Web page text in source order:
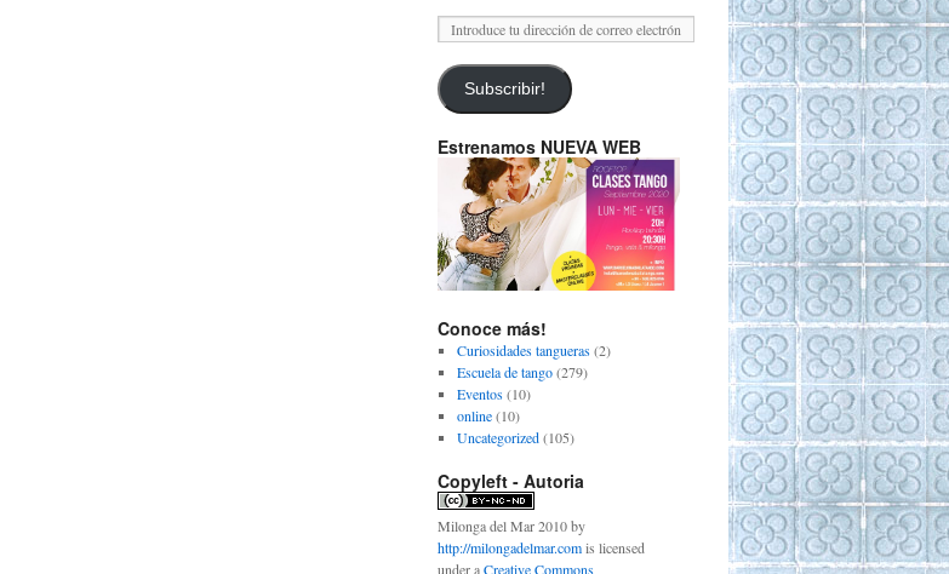
Subscribir!
Estrenamos NUEVA WEB
Conoce más!
Curiosidades tangueras(2)
Escuela de tango(279)
Eventos(10)
online(10)
Uncategorized(105)
Copyleft - Autoria
Milonga del Mar 2010by
http://milongadelmar.comis licensed
under aCreative Commons